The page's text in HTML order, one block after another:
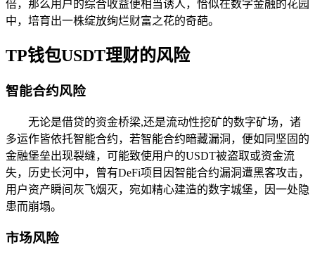
倍，那么用户的综合收益便相当诱人，恰似在数字金融的花园
中，培育出一株绽放绚烂财富之花的奇葩。
TP钱包USDT理财的风险
智能合约风险
无论是借贷的资金桥梁,还是流动性挖矿的数字矿场，诸
多运作皆依托智能合约，若智能合约暗藏漏洞，便如同坚固的
金融堡垒出现裂缝，可能致使用户的USDT被盗取或资金流
失，历史长河中，曾有DeFi项目因智能合约漏洞遭黑客攻击，
用户资产瞬间灰飞烟灭，宛如精心建造的数字城堡，因一处隐
患而崩塌。
市场风险